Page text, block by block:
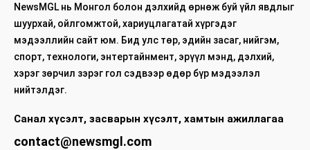
NewsMGL нь Монгол болон дэлхийд өрнөж буй үйл явдлыг
шуурхай, ойлгомжтой, хариуцлагатай хүргэдэг
мэдээллийн сайт юм. Бид улс төр, эдийн засаг, нийгэм,
спорт, технологи, энтертайнмент, эрүүл мэнд, дэлхий,
хэрэг зөрчил зэрэг гол сэдвээр өдөр бүр мэдээлэл
нийтэлдэг.
Санал хүсэлт, засварын хүсэлт, хамтын ажиллагаа
contact@newsmgl.com